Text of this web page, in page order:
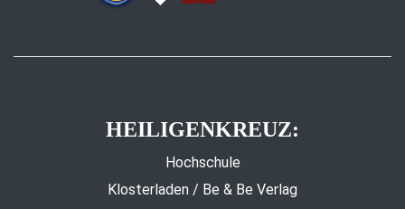
HEILIGENKREUZ:
Hochschule
Klosterladen / Be & Be Verlag